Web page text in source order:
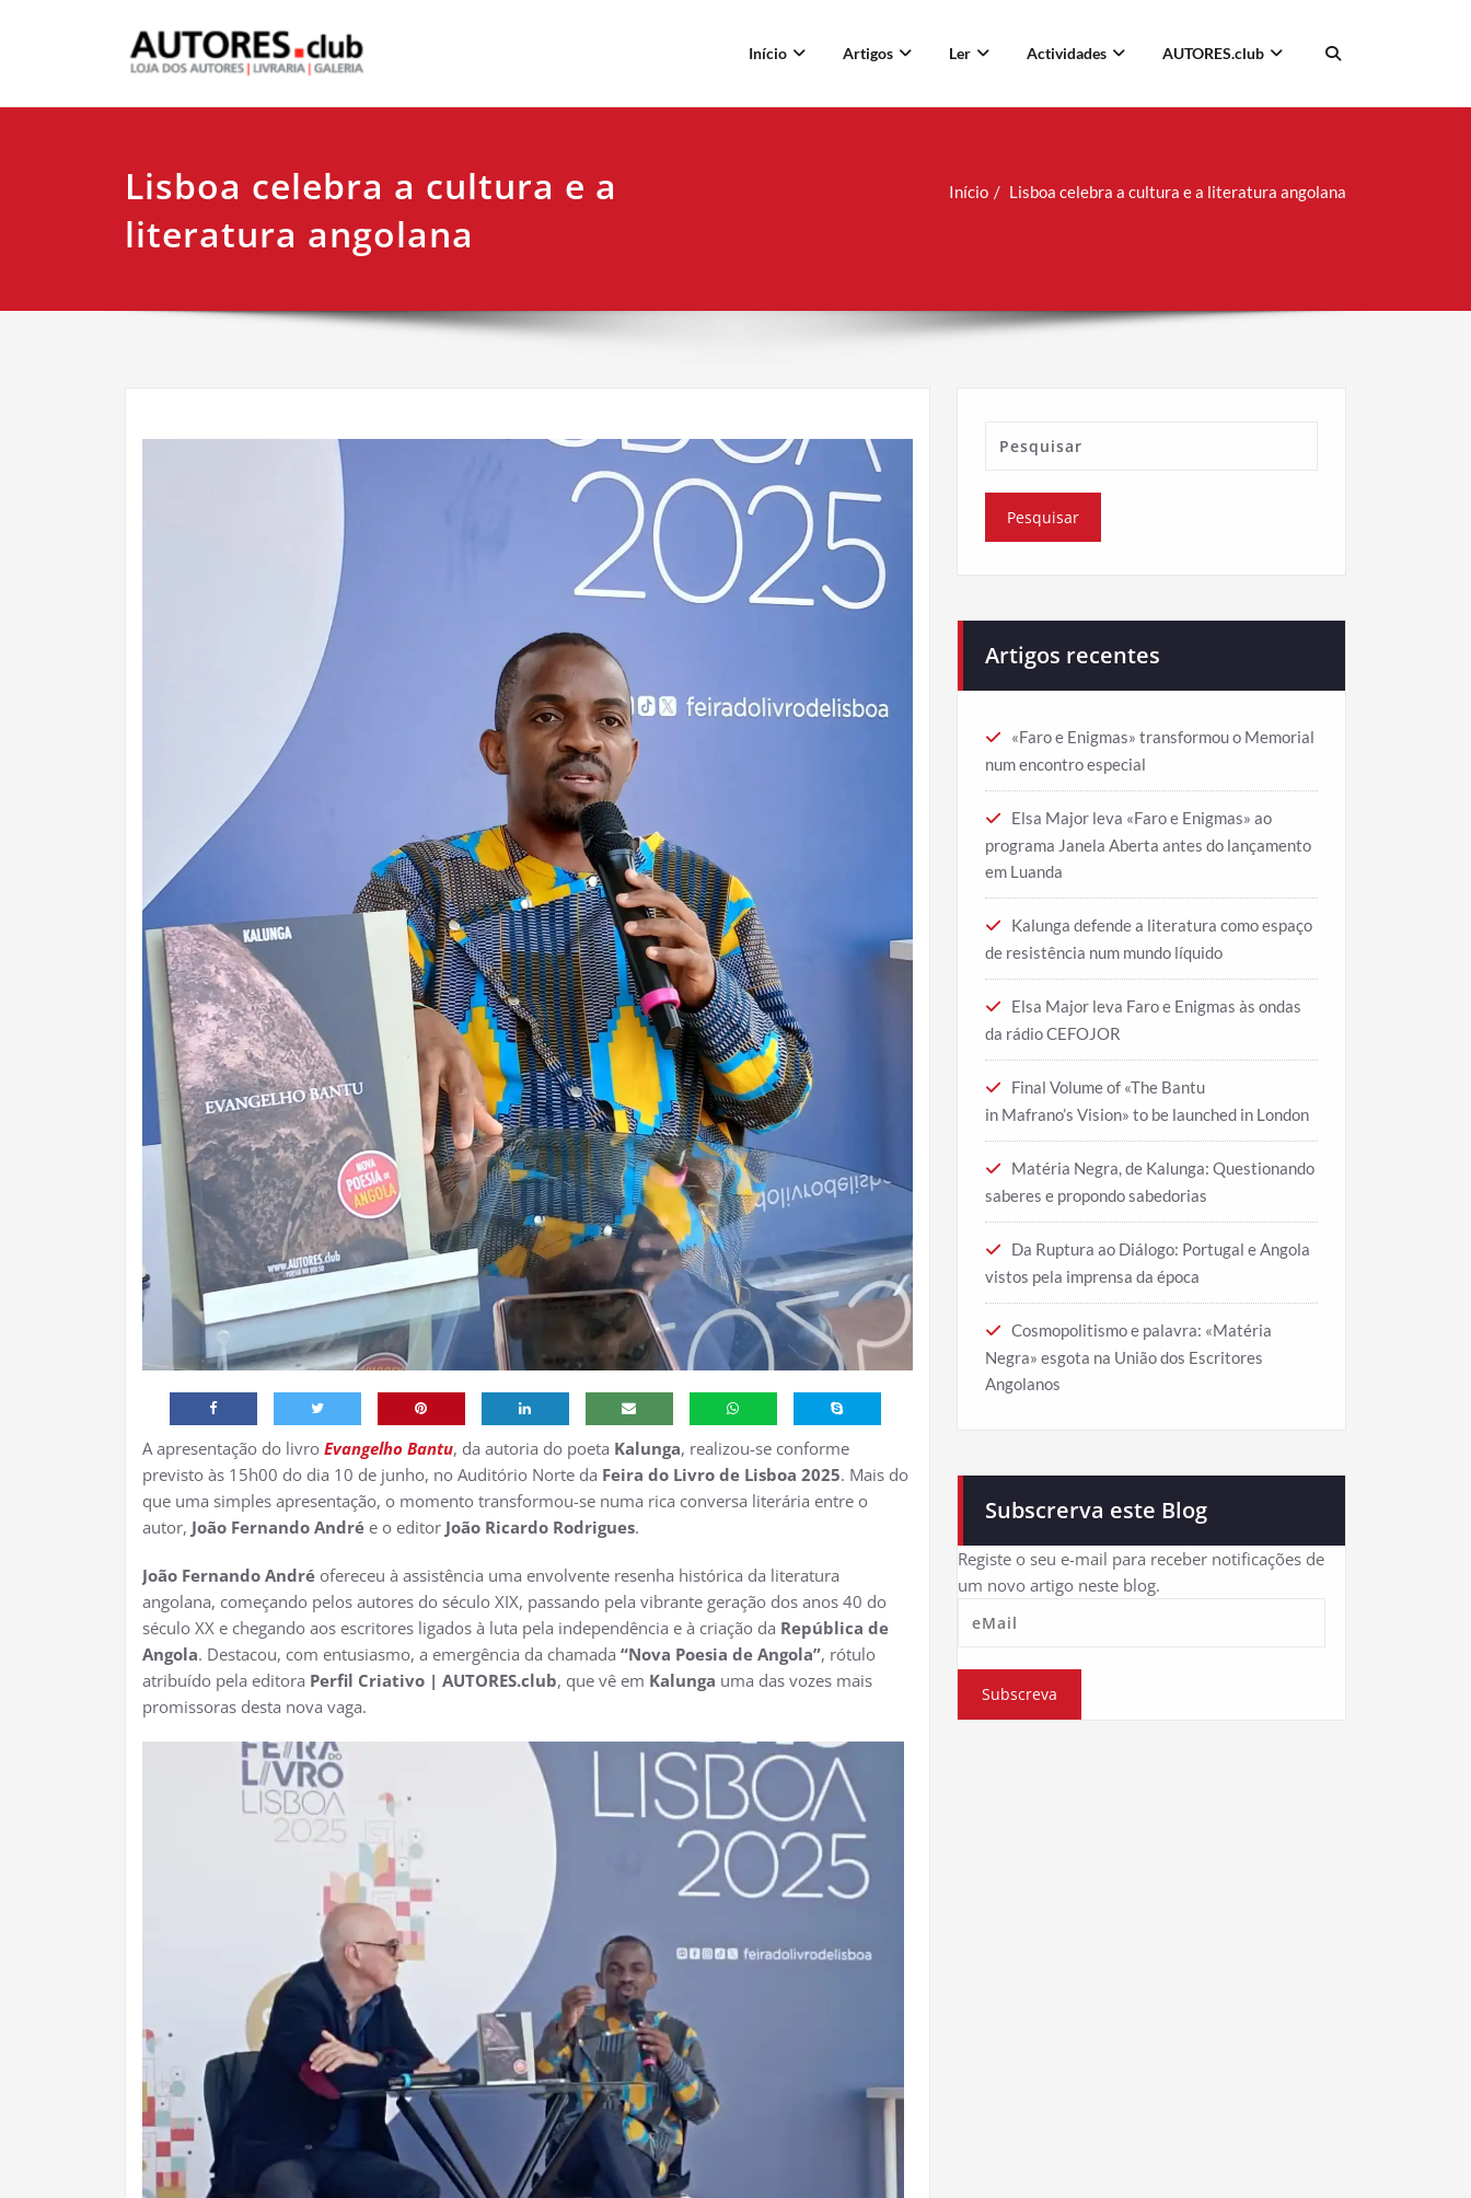
Início Artigos Ler Actividades AUTORES.club
Lisboa celebra a cultura e a
literatura angolana
Início Lisboa celebra a cultura e a literatura angolana
A apresentação do livro Evangelho Bantu, da autoria do poeta Kalunga, realizou-se conforme
previsto às 15h00 do dia 10 de junho, no Auditório Norte da Feira do Livro de Lisboa 2025. Mais do
que uma simples apresentação, o momento transformou-se numa rica conversa literária entre o
autor, João Fernando André e o editor João Ricardo Rodrigues.
João Fernando André ofereceu à assistência uma envolvente resenha histórica da literatura
angolana, começando pelos autores do século XIX, passando pela vibrante geração dos anos 40 do
século XX e chegando aos escritores ligados à luta pela independência e à criação da República de
Angola. Destacou, com entusiasmo, a emergência da chamada “Nova Poesia de Angola”, rótulo
atribuído pela editora Perfil Criativo | AUTORES.club, que vê em Kalunga uma das vozes mais
promissoras desta nova vaga.
Artigos recentes
«Faro e Enigmas» transformou o Memorial
num encontro especial
Elsa Major leva «Faro e Enigmas» ao
programa Janela Aberta antes do lançamento
em Luanda
Kalunga defende a literatura como espaço
de resistência num mundo líquido
Elsa Major leva Faro e Enigmas às ondas
da rádio CEFOJOR
Final Volume of «The Bantu
in Mafrano’s Vision» to be launched in London
Matéria Negra, de Kalunga: Questionando
saberes e propondo sabedorias
Da Ruptura ao Diálogo: Portugal e Angola
vistos pela imprensa da época
Cosmopolitismo e palavra: «Matéria
Negra» esgota na União dos Escritores
Angolanos
Subscrerva este Blog
Registe o seu e-mail para receber notificações de
um novo artigo neste blog.
Subscreva